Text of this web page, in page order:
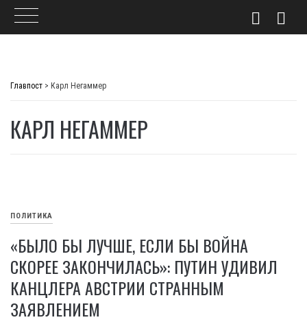
Главпост > Карл Негаммер
КАРЛ НЕГАММЕР
ПОЛИТИКА
«БЫЛО БЫ ЛУЧШЕ, ЕСЛИ БЫ ВОЙНА
СКОРЕЕ ЗАКОНЧИЛАСЬ»: ПУТИН УДИВИЛ
КАНЦЛЕРА АВСТРИИ СТРАННЫМ
ЗАЯВЛЕНИЕМ